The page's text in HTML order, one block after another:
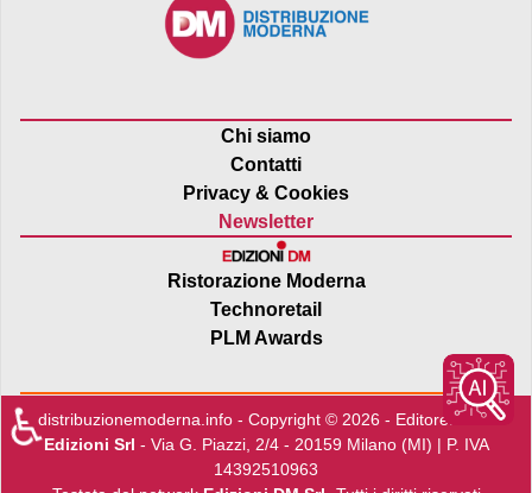
Chi siamo
Contatti
Privacy & Cookies
Newsletter
Ristorazione Moderna
Technoretail
PLM Awards
distribuzionemoderna.info - Copyright © 2026 - Editore:Edra
Edizioni Srl - Via G. Piazzi, 2/4 - 20159 Milano (MI) | P. IVA
14392510963